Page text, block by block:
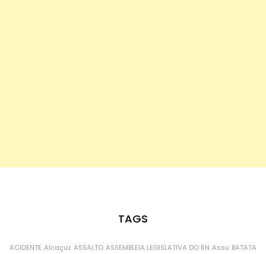
TAGS
ACIDENTE Alcaçuz ASSALTO ASSEMBLEIA LEGISLATIVA DO RN Assu BATATA